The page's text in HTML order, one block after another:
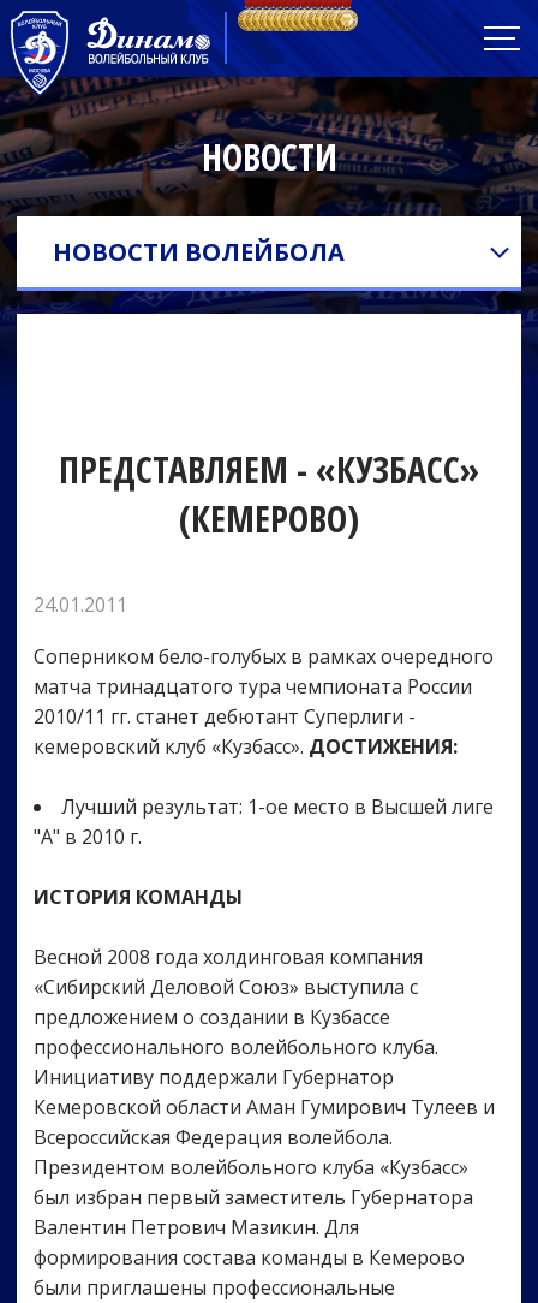
НОВОСТИ
НОВОСТИ ВОЛЕЙБОЛА
ПРЕДСТАВЛЯЕМ - «КУЗБАСС»
(КЕМЕРОВО)
24.01.2011
Соперником бело-голубых в рамках очередного
матча тринадцатого тура чемпионата России
2010/11 гг. станет дебютант Суперлиги -
кемеровский клуб «Кузбасс». ДОСТИЖЕНИЯ:
Лучший результат: 1-ое место в Высшей лиге
"А" в 2010 г.
ИСТОРИЯ КОМАНДЫ
Весной 2008 года холдинговая компания
«Сибирский Деловой Союз» выступила с
предложением о создании в Кузбассе
профессионального волейбольного клуба.
Инициативу поддержали Губернатор
Кемеровской области Аман Гумирович Тулеев и
Всероссийская Федерация волейбола.
Президентом волейбольного клуба «Кузбасс»
был избран первый заместитель Губернатора
Валентин Петрович Мазикин. Для
формирования состава команды в Кемерово
были приглашены профессиональные